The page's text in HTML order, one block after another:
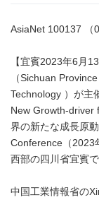
AsiaNet 100137 （
【宜賓2023年6月
（Sichuan
Technology ）が主
New Growth-driver
界の新たな成長原
Conference（2023
西部の四川省宜賓
中国工業情報省の